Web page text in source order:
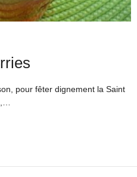
pour fêter dignement la Saint